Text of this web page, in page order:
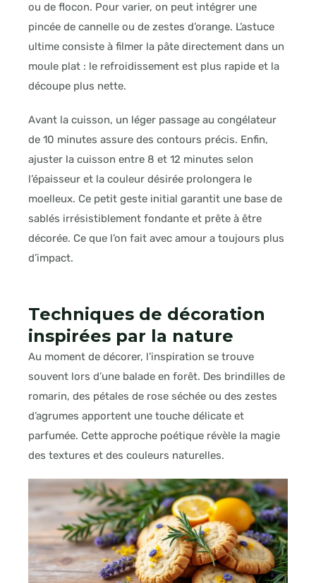
ou de flocon. Pour varier, on peut intégrer une
pincée de cannelle ou de zestes d’orange. L’astuce
ultime consiste à filmer la pâte directement dans un
moule plat : le refroidissement est plus rapide et la
découpe plus nette.
Avant la cuisson, un léger passage au congélateur
de 10 minutes assure des contours précis. Enfin,
ajuster la cuisson entre 8 et 12 minutes selon
l’épaisseur et la couleur désirée prolongera le
moelleux. Ce petit geste initial garantit une base de
sablés irrésistiblement fondante et prête à être
décorée. Ce que l’on fait avec amour a toujours plus
d’impact.
Techniques de décoration
inspirées par la nature
Au moment de décorer, l’inspiration se trouve
souvent lors d’une balade en forêt. Des brindilles de
romarin, des pétales de rose séchée ou des zestes
d’agrumes apportent une touche délicate et
parfumée. Cette approche poétique révèle la magie
des textures et des couleurs naturelles.